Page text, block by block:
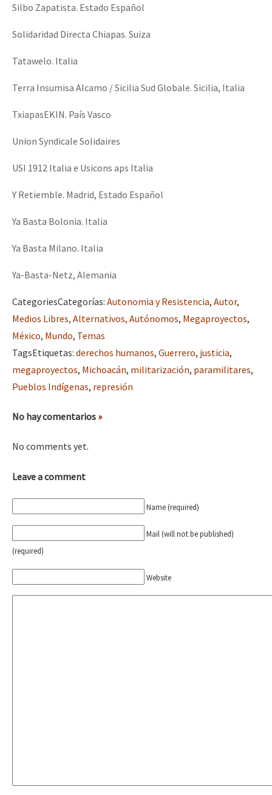
Silbo Zapatista. Estado Español
Solidaridad Directa Chiapas. Suiza
Tatawelo. Italia
Terra Insumisa Alcamo / Sicilia Sud Globale. Sicilia, Italia
TxiapasEKIN. País Vasco
Union Syndicale Solidaires
USI 1912 Italia e Usicons aps Italia
Y Retiemble. Madrid, Estado Español
Ya Basta Bolonia. Italia
Ya Basta Milano. Italia
Ya-Basta-Netz, Alemania
CategoriesCategorías: Autonomia y Resistencia, Autor,
Medios Libres, Alternativos, Autónomos, Megaproyectos,
México, Mundo, Temas
TagsEtiquetas: derechos humanos, Guerrero, justicia,
megaproyectos, Michoacán, militarización, paramilitares,
Pueblos Indígenas, represión
No hay comentarios »
No comments yet.
Leave a comment
Name (required)
Mail (will not be published)
(required)
Website